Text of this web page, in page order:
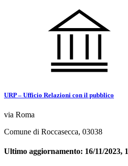
URP – Ufficio Relazioni con il pubblico
via Roma
Comune di Roccasecca, 03038
Ultimo aggiornamento: 16/11/2023,